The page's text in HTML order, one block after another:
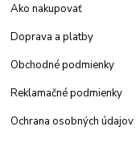
Ako nakupovať
Doprava a platby
Obchodné podmienky
Reklamačné podmienky
Ochrana osobných údajov